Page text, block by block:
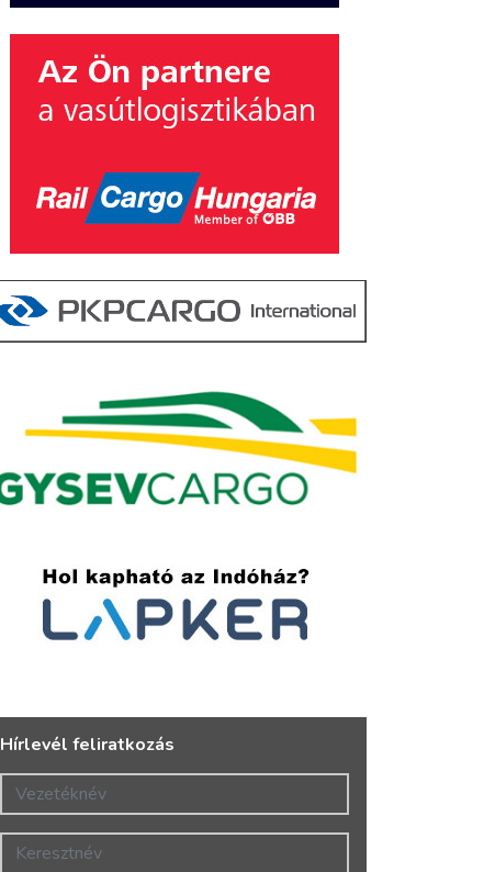
Hírlevél feliratkozás
Vezetéknév
Keresztnév